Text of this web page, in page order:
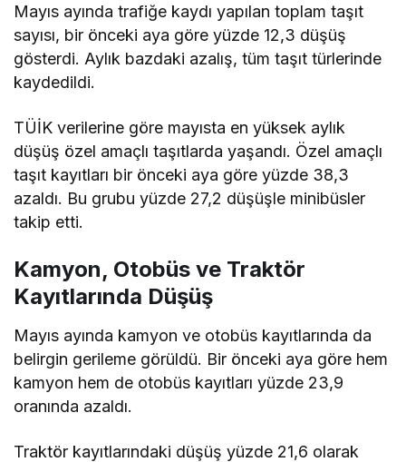
Mayıs ayında trafiğe kaydı yapılan toplam taşıt
sayısı, bir önceki aya göre yüzde 12,3 düşüş
gösterdi. Aylık bazdaki azalış, tüm taşıt türlerinde
kaydedildi.
TÜİK verilerine göre mayısta en yüksek aylık
düşüş özel amaçlı taşıtlarda yaşandı. Özel amaçlı
taşıt kayıtları bir önceki aya göre yüzde 38,3
azaldı. Bu grubu yüzde 27,2 düşüşle minibüsler
takip etti.
Kamyon, Otobüs ve Traktör
Kayıtlarında Düşüş
Mayıs ayında kamyon ve otobüs kayıtlarında da
belirgin gerileme görüldü. Bir önceki aya göre hem
kamyon hem de otobüs kayıtları yüzde 23,9
oranında azaldı.
Traktör kayıtlarındaki düşüş yüzde 21,6 olarak